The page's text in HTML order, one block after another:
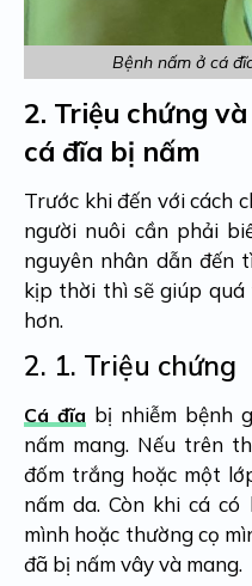
Bệnh nấm ở cá
2. Triệu chứng
cá đĩa bị nấm
Trước khi đến với cách
người nuôi cần phải
nguyên nhân dẫn đến
kịp thời thì sẽ giúp
hơn.
2. 1. Triệu chứng
Cá đĩa bị nhiễm bệnh
nấm mang. Nếu trên
đốm trắng hoặc một
nấm da. Còn khi cá
mình hoặc thường cọ
đã bị nấm vây và mang.